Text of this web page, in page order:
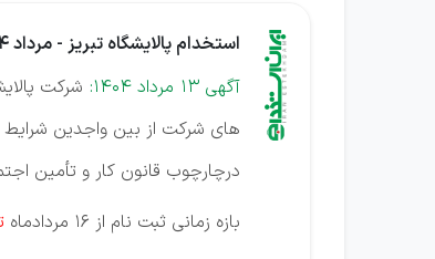
استخدام پالایشگاه تبریز - مرداد 1404
آگهی 13 مرداد 1404:
شرکت
های شرکت از بین واجدین شرایط
درچارچوب قانون کار و تأمین
بازه زمانی ثبت نام از 16 مردادماه
تا